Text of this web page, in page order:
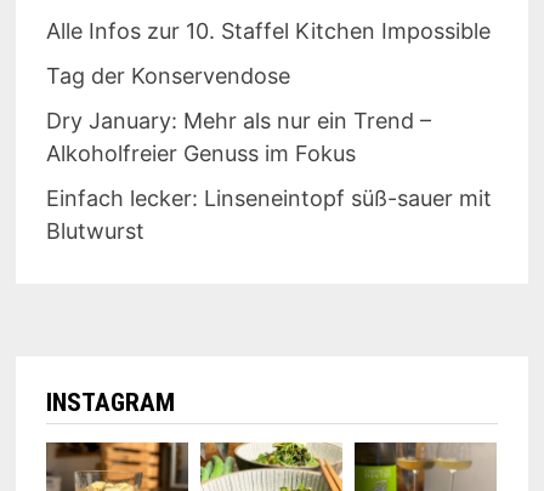
Alle Infos zur 10. Staffel Kitchen Impossible
Tag der Konservendose
Dry January: Mehr als nur ein Trend –
Alkoholfreier Genuss im Fokus
Einfach lecker: Linseneintopf süß-sauer mit
Blutwurst
INSTAGRAM